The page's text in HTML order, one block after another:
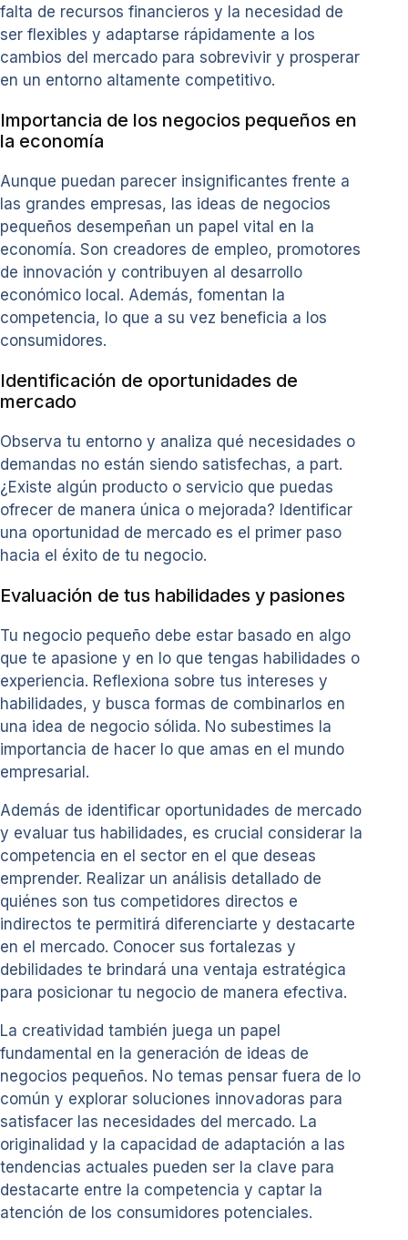
falta de recursos financieros y la necesidad de
ser flexibles y adaptarse rápidamente a los
cambios del mercado para sobrevivir y prosperar
en un entorno altamente competitivo.
Importancia de los negocios pequeños en
la economía
Aunque puedan parecer insignificantes frente a
las grandes empresas, las ideas de negocios
pequeños desempeñan un papel vital en la
economía. Son creadores de empleo, promotores
de innovación y contribuyen al desarrollo
económico local. Además, fomentan la
competencia, lo que a su vez beneficia a los
consumidores.
Identificación de oportunidades de
mercado
Observa tu entorno y analiza qué necesidades o
demandas no están siendo satisfechas, a part.
¿Existe algún producto o servicio que puedas
ofrecer de manera única o mejorada? Identificar
una oportunidad de mercado es el primer paso
hacia el éxito de tu negocio.
Evaluación de tus habilidades y pasiones
Tu negocio pequeño debe estar basado en algo
que te apasione y en lo que tengas habilidades o
experiencia. Reflexiona sobre tus intereses y
habilidades, y busca formas de combinarlos en
una idea de negocio sólida. No subestimes la
importancia de hacer lo que amas en el mundo
empresarial.
Además de identificar oportunidades de mercado
y evaluar tus habilidades, es crucial considerar la
competencia en el sector en el que deseas
emprender. Realizar un análisis detallado de
quiénes son tus competidores directos e
indirectos te permitirá diferenciarte y destacarte
en el mercado. Conocer sus fortalezas y
debilidades te brindará una ventaja estratégica
para posicionar tu negocio de manera efectiva.
La creatividad también juega un papel
fundamental en la generación de ideas de
negocios pequeños. No temas pensar fuera de lo
común y explorar soluciones innovadoras para
satisfacer las necesidades del mercado. La
originalidad y la capacidad de adaptación a las
tendencias actuales pueden ser la clave para
destacarte entre la competencia y captar la
atención de los consumidores potenciales.